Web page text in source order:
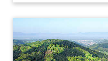
la Forêt Noire, aliments
depuis chez le
accueillantes, de leur
de quoi soigner le corps